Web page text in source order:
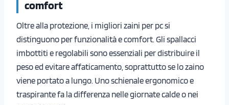
comfort
Oltre alla protezione, i migliori zaini per pc si
distinguono per funzionalità e comfort. Gli spallacci
imbottiti e regolabili sono essenziali per distribuire il
peso ed evitare affaticamento, soprattutto se lo zaino
viene portato a lungo. Uno schienale ergonomico e
traspirante fa la differenza nelle giornate calde o nei